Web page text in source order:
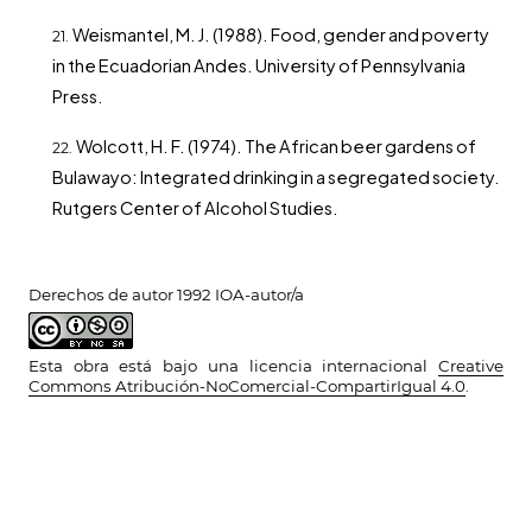
Derechos de autor 1992 IOA-autor/a
Esta obra está bajo una licencia internacional Creative
Commons Atribución-NoComercial-CompartirIgual 4.0
Weismantel, M. J. (1988). Food, gender and poverty
in the Ecuadorian Andes. University of Pennsylvania
Press.
Wolcott, H. F. (1974). The African beer gardens of
Bulawayo: Integrated drinking in a segregated society.
Rutgers Center of Alcohol Studies.